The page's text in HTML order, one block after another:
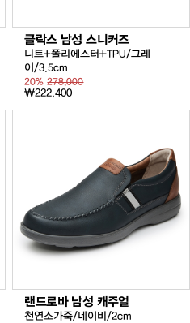
클락스 남성 스니커즈
니트+폴리에스터+TPU/그레
이/3.5cm
20%278,000
₩222,400
랜드로바 남성 캐주얼
천연소가죽/네이비/2cm